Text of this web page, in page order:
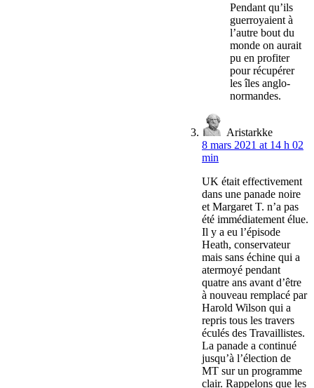
Pendant qu’ils
guerroyaient à
l’autre bout du
monde on aurait
pu en profiter
pour récupérer
les îles anglo-
normandes.
Aristarkke
8 mars 2021 at 14 h 02
min
UK était effectivement
dans une panade noire
et Margaret T. n’a pas
été immédiatement élue.
Il y a eu l’épisode
Heath, conservateur
mais sans échine qui a
atermoyé pendant
quatre ans avant d’être
à nouveau remplacé par
Harold Wilson qui a
repris tous les travers
éculés des Travaillistes.
La panade a continué
jusqu’à l’élection de
MT sur un programme
clair. Rappelons que les